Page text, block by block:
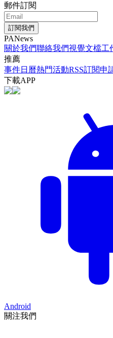
郵件訂閱
訂閱我們
PANews
關於我們聯絡我們視覺文檔工
推薦
事件日曆熱門活動RSS訂閱申
下載APP
Android
關注我們